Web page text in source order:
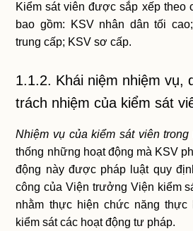
Kiểm sát viên được sắp xếp theo
bao gồm: KSV nhân dân tối
trung cấp; KSV sơ cấp.
1.1.2. Khái niệm nhiệm vụ,
trách nhiệm của kiểm sát
Nhiệm vụ của kiểm sát viên
thống những hoạt động mà KSV
động này được pháp luật quy
công của Viện trưởng Viện kiểm
nhằm thực hiện chức năng thực
kiểm sát các hoạt động tư pháp.